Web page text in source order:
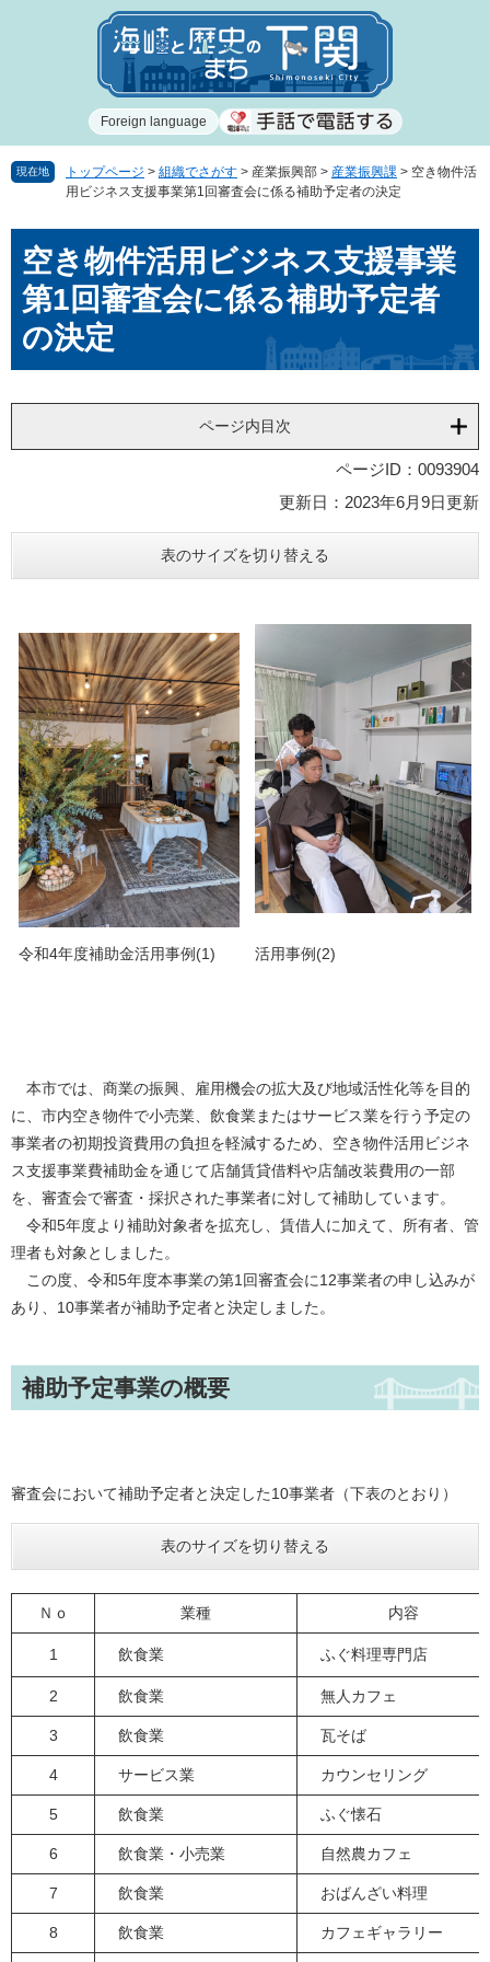
で
ば
Foreign language
現在地 トップページ > 組織でさがす > 産業振興部 > 産業振興課 > 空き物件活
用ビジネス支援事業第1回審査会に係る補助予定者の決定
文空き物件活用ビジネス支援事業
第1回審査会に係る補助予定者
の決定
ページ内目次
ページID：0093904
更新日：2023年6月9日更新
表のサイズを切り替える
令和4年度補助金活用事例(1) 活用事例(2)
本市では、商業の振興、雇用機会の拡大及び地域活性化等を目的
に、市内空き物件で小売業、飲食業またはサービス業を行う予定の
事業者の初期投資費用の負担を軽減するため、空き物件活用ビジネ
ス支援事業費補助金を通じて店舗賃貸借料や店舗改装費用の一部
を、審査会で審査・採択された事業者に対して補助しています。
令和5年度より補助対象者を拡充し、賃借人に加えて、所有者、管
理者も対象としました。
この度、令和5年度本事業の第1回審査会に12事業者の申し込みが
あり、10事業者が補助予定者と決定しました。
補助予定事業の概要
審査会において補助予定者と決定した10事業者（下表のとおり）
表のサイズを切り替える
Ｎｏ 業種 内容
1 飲食業 ふぐ料理専門店
2 飲食業 無人カフェ
3 飲食業 瓦そば
4 サービス業 カウンセリング
5 飲食業 ふぐ懐石
6 飲食業・小売業 自然農カフェ
7 飲食業 おばんざい料理
8 飲食業 カフェギャラリー